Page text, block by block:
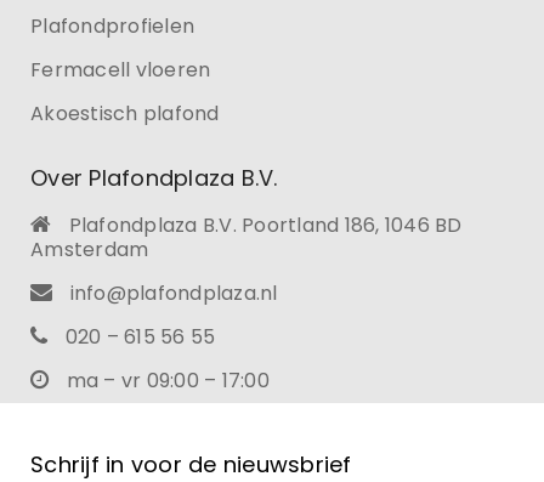
Plafondprofielen
Fermacell vloeren
Akoestisch plafond
Over Plafondplaza B.V.
Plafondplaza B.V. Poortland 186, 1046 BD
Amsterdam
info@plafondplaza.nl
020 – 615 56 55
ma – vr 09:00 – 17:00
Schrijf in voor de nieuwsbrief